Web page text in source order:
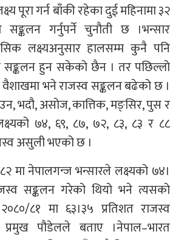
पूरा गर्न बाँकी रहेका दुई महिनामा ३२
सङ्कलन गर्नुपर्ने चुनौती छ ।भन्सार
लक्ष्यअनुसार हालसम्म कुनै पनि
सङ्कलन हुन सकेको छैन । तर पछिल्लो
भने राजस्व सङ्कलन बढेको छ ।
भदौ, असोज, कात्तिक, मङ्सिर, पुस र
७४, ६९, ८७, ७२, ८३, ८३ र ८८
असुली भएको छ ।
मा नेपालगन्ज भन्सारले लक्ष्यको ७४।
सङ्कलन गरेको थियो भने त्यसको
८१ मा ६३।३५ प्रतिशत राजस्व
पौडेलले बताए ।नेपाल–भारत